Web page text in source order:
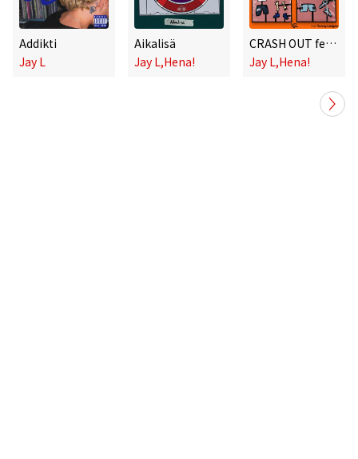
Addikti
Jay L
Aikalisä
Jay L,Hena!
CRASH OUT feat. Tommy Lindgren
Jay L,Hena!